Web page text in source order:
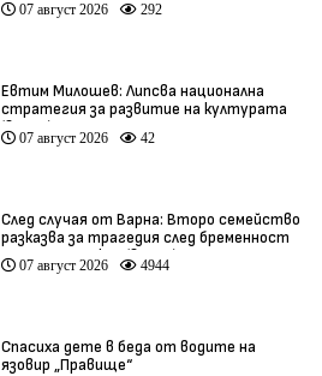
07 август 2026 292
Евтим Милошев: Липсва национална
стратегия за развитие на културата
(видео)
07 август 2026 42
След случая от Варна: Второ семейство
разказва за трагедия след бременност
при същия лекар (видео)
07 август 2026 4944
Спасиха дете в беда от водите на
язовир „Правище“